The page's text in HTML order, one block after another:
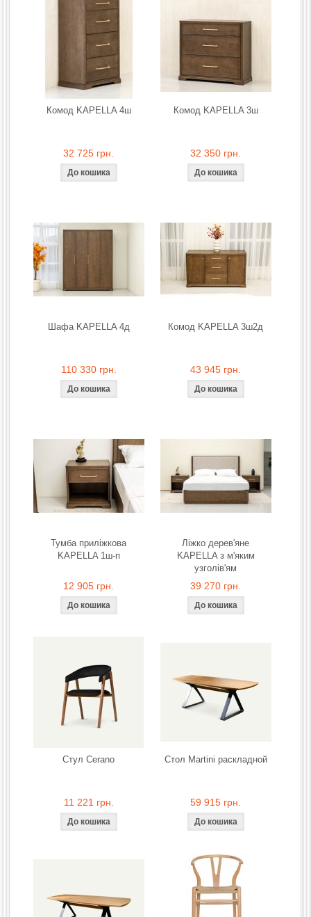
Комод KAPELLA 4ш
32 725 грн.
Комод KAPELLA 3ш
32 350 грн.
Шафа KAPELLA 4д
110 330 грн.
Комод KAPELLA 3ш2д
43 945 грн.
Тумба приліжкова
KAPELLA 1ш-п
12 905 грн.
Ліжко дерев'яне
KAPELLA з м'яким
узголів'ям
39 270 грн.
Стул Cerano
11 221 грн.
Стол Martini раскладной
59 915 грн.